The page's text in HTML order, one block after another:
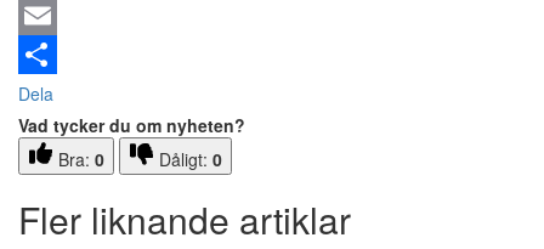
Email
Dela
Vad tycker du om nyheten?
Bra: 0 Dåligt: 0
Fler liknande artiklar